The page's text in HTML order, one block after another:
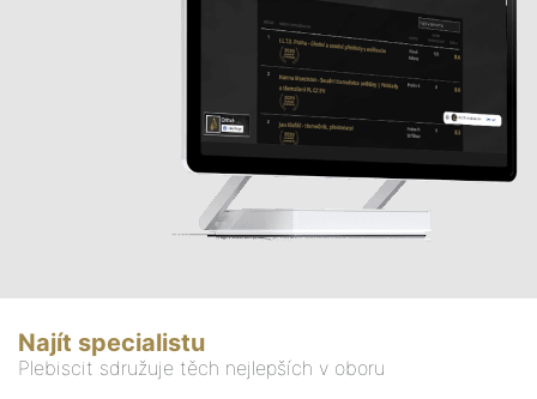
Najít specialistu
Plebiscit sdružuje těch nejlepších v oboru